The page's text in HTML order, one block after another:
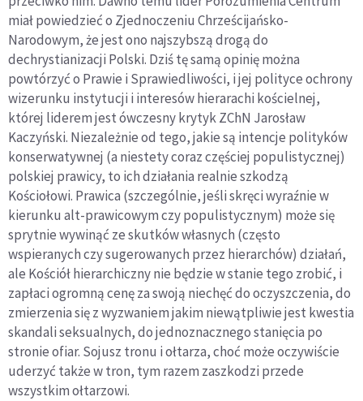
miał powiedzieć o Zjednoczeniu Chrześcijańsko-
Narodowym, że jest ono najszybszą drogą do
dechrystianizacji Polski. Dziś tę samą opinię można
powtórzyć o Prawie i Sprawiedliwości, i jej polityce ochrony
wizerunku instytucji i interesów hierarachi kościelnej,
której liderem jest ówczesny krytyk ZChN Jarosław
Kaczyński. Niezależnie od tego, jakie są intencje polityków
konserwatywnej (a niestety coraz częściej populistycznej)
polskiej prawicy, to ich działania realnie szkodzą
Kościołowi. Prawica (szczególnie, jeśli skręci wyraźnie w
kierunku alt-prawicowym czy populistycznym) może się
sprytnie wywinąć ze skutków własnych (często
wspieranych czy sugerowanych przez hierarchów) działań,
ale Kościół hierarchiczny nie będzie w stanie tego zrobić, i
zapłaci ogromną cenę za swoją niechęć do oczyszczenia, do
zmierzenia się z wyzwaniem jakim niewątpliwie jest kwestia
skandali seksualnych, do jednoznacznego stanięcia po
stronie ofiar. Sojusz tronu i ołtarza, choć może oczywiście
uderzyć także w tron, tym razem zaszkodzi przede
wszystkim ołtarzowi.